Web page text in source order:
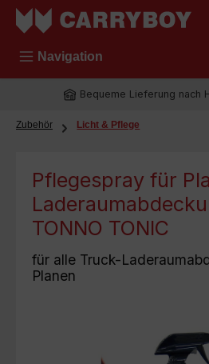
Zum Hauptinhalt springen
Navigation
Bequeme Lieferung nach
Zubehör Licht & Pflege
Pflegespray für
TONNO TONIC
für alle Truck-
Planen
Bildergalerie überspringen